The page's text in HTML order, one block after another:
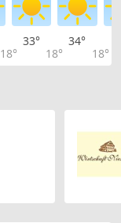
18°
33°
18°
34°
18°